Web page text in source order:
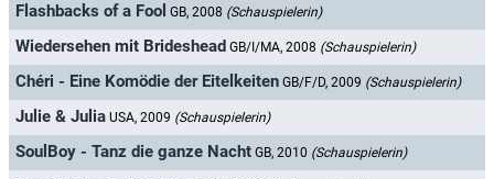
Flashbacks of a Fool GB, 2008 (Schauspielerin)
Wiedersehen mit Brideshead GB/I/MA, 2008 (Schauspielerin)
Chéri - Eine Komödie der Eitelkeiten GB/F/D, 2009 (Schauspielerin)
Julie & Julia USA, 2009 (Schauspielerin)
SoulBoy - Tanz die ganze Nacht GB, 2010 (Schauspielerin)